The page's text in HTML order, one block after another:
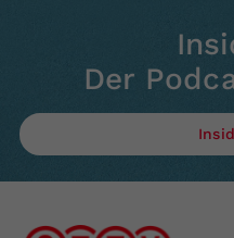
Der